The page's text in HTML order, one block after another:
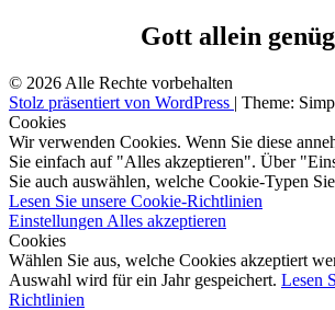
Gott allein
© 2026 Alle Rechte vorbehalten
Stolz präsentiert von WordPress | Theme:
Cookies
Wir verwenden Cookies. Wenn Sie diese
Sie einfach auf "Alles akzeptieren". Über
Sie auch auswählen, welche Cookie-Typen
Lesen Sie unsere Cookie-Richtlinien
Einstellungen Alles akzeptieren
Cookies
Wählen Sie aus, welche Cookies akzeptiert
Auswahl wird für ein Jahr gespeichert. Lesen
Richtlinien